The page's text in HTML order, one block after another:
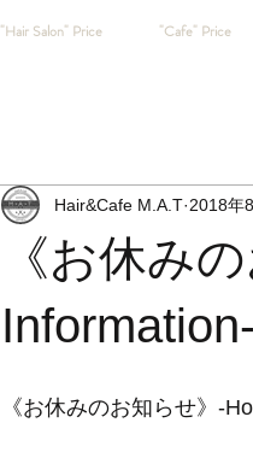
"Hair Salon" Price "Cafe" Price
《お休み
Information-
Hair&Cafe M.A.T 2018年
《お休みのお知らせ》-